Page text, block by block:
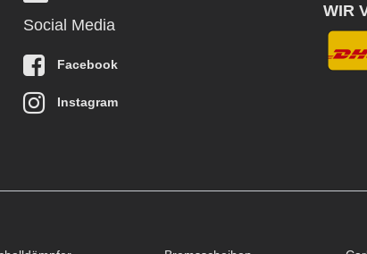
Social Media
Facebook
Instagram
WIR